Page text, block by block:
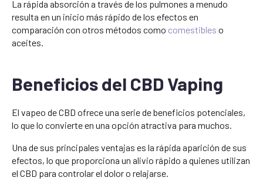
La rápida absorción a través de los pulmones a menudo
resulta en un inicio más rápido de los efectos en
comparación con otros métodos como comestibles o
aceites.
Beneficios del CBD Vaping
El vapeo de CBD ofrece una serie de beneficios potenciales,
lo que lo convierte en una opción atractiva para muchos.
Una de sus principales ventajas es la rápida aparición de sus
efectos, lo que proporciona un alivio rápido a quienes utilizan
el CBD para controlar el dolor o relajarse.